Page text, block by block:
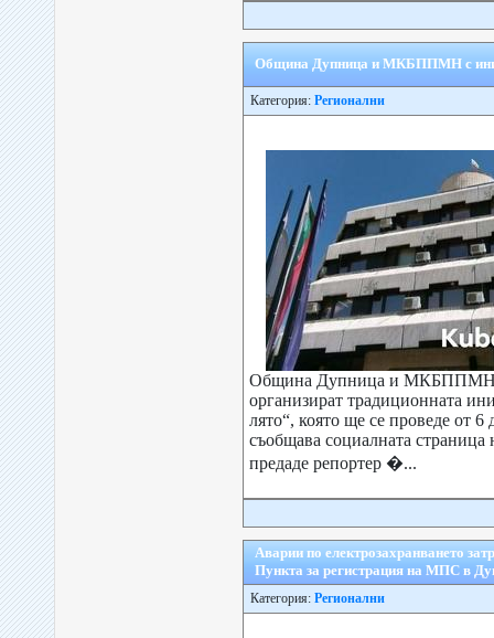
Община Дупница и МКБППМН с
Категория: Регионални
Община Дупница и МКБППМН
организират традиционната
лято“, която ще се проведе от
съобщава социалната
предаде репортер �...
Аварии по електрозахранването
Пункта за регистрация на МПС в
Категория: Регионални